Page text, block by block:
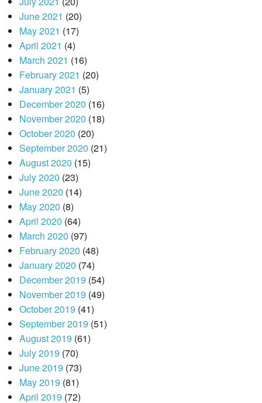
June 2021 (20)
May 2021 (17)
April 2021 (4)
March 2021 (16)
February 2021 (20)
January 2021 (5)
December 2020 (16)
November 2020 (18)
October 2020 (20)
September 2020 (21)
August 2020 (15)
July 2020 (23)
June 2020 (14)
May 2020 (8)
April 2020 (64)
March 2020 (97)
February 2020 (48)
January 2020 (74)
December 2019 (54)
November 2019 (49)
October 2019 (41)
September 2019 (51)
August 2019 (61)
July 2019 (70)
June 2019 (73)
May 2019 (81)
April 2019 (72)